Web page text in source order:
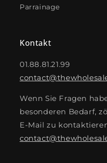
Parrainage
Kontakt
01.88.81.21.99
Wenn Sie Fragen
besonderen Bedarf,
E-Mail zu